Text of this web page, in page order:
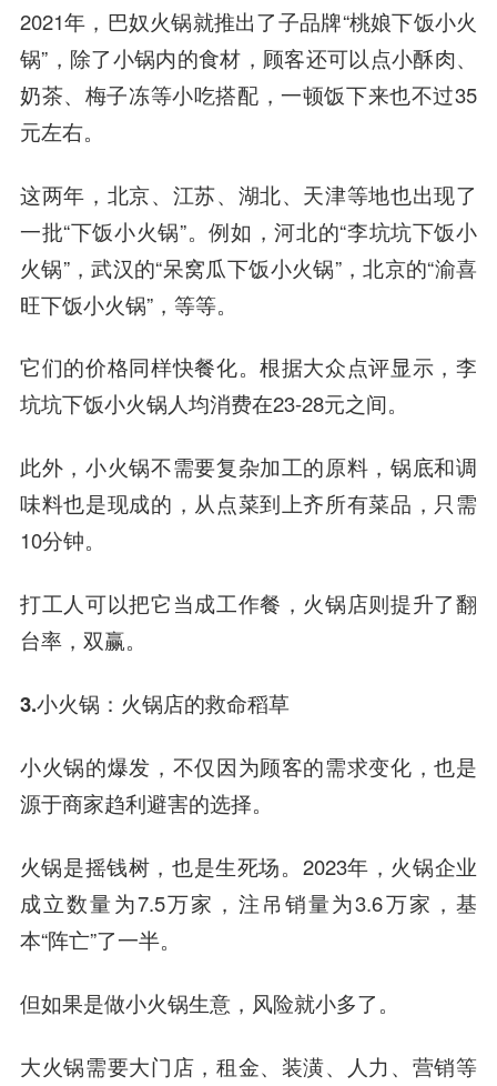
2021年，巴奴火锅就推出了子品牌“桃娘下饭小火
锅”，除了小锅内的食材，顾客还可以点小酥肉、
奶茶、梅子冻等小吃搭配，一顿饭下来也不过35
元左右。
这两年，北京、江苏、湖北、天津等地也出现了
一批“下饭小火锅”。例如，河北的“李坑坑下饭小
火锅”，武汉的“呆窝瓜下饭小火锅”，北京的“渝喜
旺下饭小火锅”，等等。
它们的价格同样快餐化。根据大众点评显示，李
坑坑下饭小火锅人均消费在23-28元之间。
此外，小火锅不需要复杂加工的原料，锅底和调
味料也是现成的，从点菜到上齐所有菜品，只需
10分钟。
打工人可以把它当成工作餐，火锅店则提升了翻
台率，双赢。
3.小火锅：火锅店的救命稻草
小火锅的爆发，不仅因为顾客的需求变化，也是
源于商家趋利避害的选择。
火锅是摇钱树，也是生死场。2023年，火锅企业
成立数量为7.5万家，注吊销量为3.6万家，基
本“阵亡”了一半。
但如果是做小火锅生意，风险就小多了。
大火锅需要大门店，租金、装潢、人力、营销等